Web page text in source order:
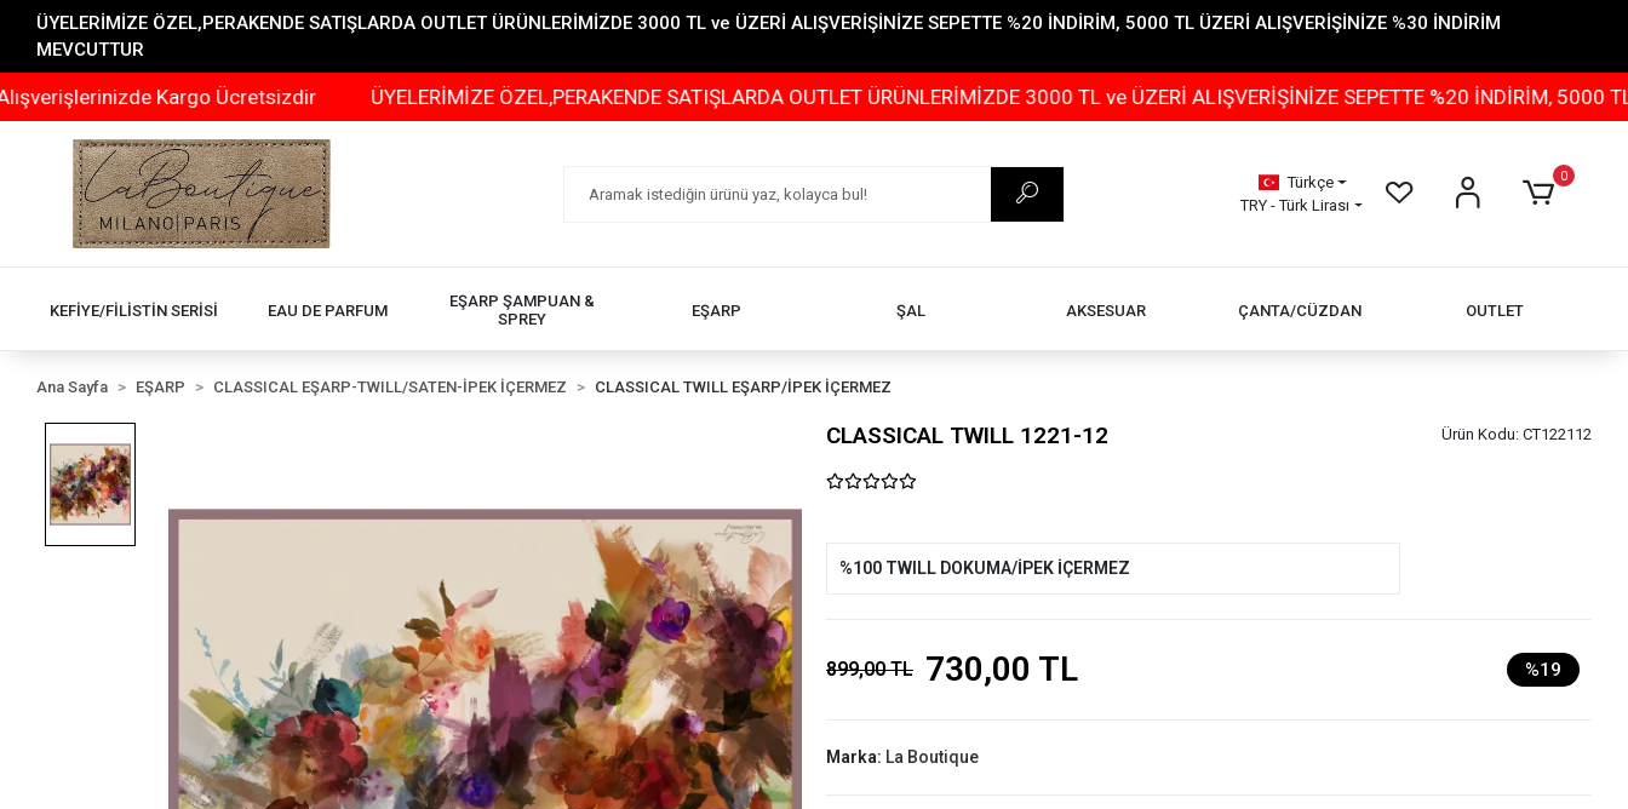
ÜYELERİMİZE ÖZEL,PERAKENDE SATIŞLARDA OUTLET ÜRÜNLERİMİZDE 3000 TL ve ÜZERİ ALIŞVERİŞİNİZE SEPETTE %20 İNDİRİM, 5000 TL ÜZERİ ALIŞVERİŞİNİZE %30 İNDİRİM
MEVCUTTUR
Kargo Ücretsizdir ÜYELERİMİZE ÖZEL,PERAKENDE SATIŞLARDA OUTLET ÜRÜNLERİMİZDE 3000 TL ve ÜZERİ ALIŞVERİŞİNİZE SEPETTE %20 İNDİRİM, 5000 TL
Türkçe
TRY - Türk Lirası
0
KEFİYE/FİLİSTİN SERİSİ EAU DE PARFUM
EŞARP ŞAMPUAN &
SPREY
EŞARP ŞAL AKSESUAR ÇANTA/CÜZDAN OUTLET
Ana Sayfa EŞARP CLASSICAL EŞARP-TWILL/SATEN-İPEK İÇERMEZ CLASSICAL TWILL EŞARP/İPEK İÇERMEZ
CLASSICAL TWILL 1221-12 Ürün Kodu: CT122112
%100 TWILL DOKUMA/İPEK İÇERMEZ
899,00 TL 730,00 TL %19
Marka: La Boutique